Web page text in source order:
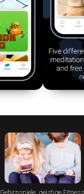
Gehirnspiele: geistige Fitness,